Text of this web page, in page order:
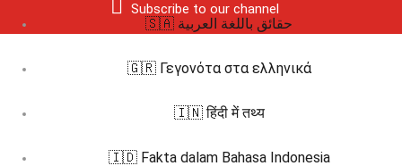
Subscribe to our channel
🇸🇦 حقائق باللغة العربية
🇬🇷 Γεγονότα στα ελληνικά
🇮🇳 हिंदी में तथ्य
🇮🇩 Fakta dalam Bahasa Indonesia